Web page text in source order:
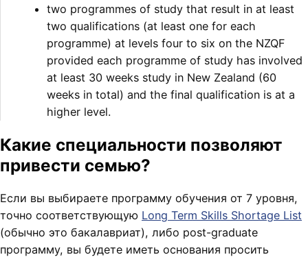
two programmes of study that result in at least
two qualifications (at least one for each
programme) at levels four to six on the NZQF
provided each programme of study has involved
at least 30 weeks study in New Zealand (60
weeks in total) and the final qualification is at a
higher level.
Какие специальности позволяют
привести семью?
Если вы выбираете программу обучения от 7 уровня,
точно соответствующую Long Term Skills Shortage List
(обычно это бакалавриат), либо post-graduate
программу, вы будете иметь основания просить